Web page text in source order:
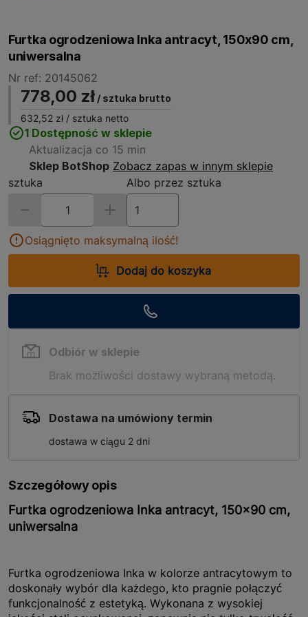
Furtka ogrodzeniowa Inka antracyt, 150x90 cm,
uniwersalna
Nr ref: 20145062
778,00 zł / sztuka brutto
632,52 zł / sztuka netto
1 Dostępność w sklepie
Aktualizacja co 15 min
Sklep BotShop Zobacz zapas w innym sklepie
sztuka
Albo przez sztuka
Osiągnięto maksymalną ilość!
Dodaj do koszyka
Odbiór w sklepie
Brak możliwości dostawy wybraną metodą.
Dostawa na umówiony termin
dostawa w ciągu 2 dni
Szczegółowy opis
Furtka ogrodzeniowa Inka antracyt, 150x90 cm,
uniwersalna
Furtka ogrodzeniowa Inka w kolorze antracytowym to
doskonały wybór dla każdego, kto pragnie połączyć
funkcjonalność z estetyką. Wykonana z wysokiej